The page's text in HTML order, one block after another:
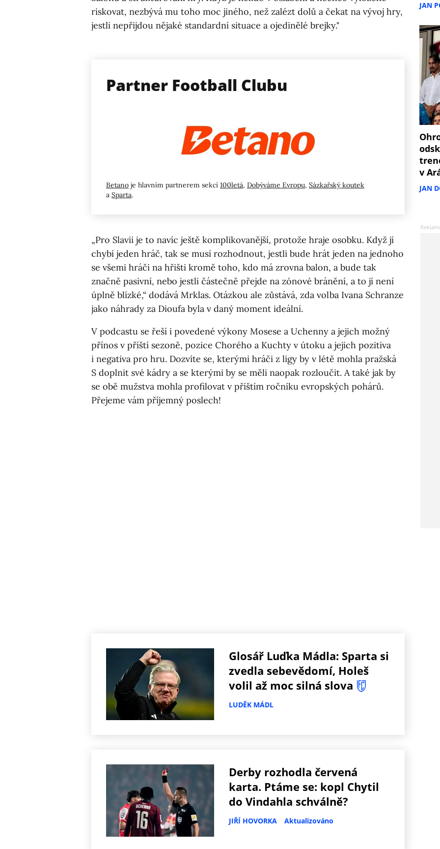
riskovat, nezbývá mu toho moc jiného, než zalézt dolů a čekat na vývoj hry,
jestli nepřijdou nějaké standardní situace a ojedinělé brejky."
Partner Football Clubu
Betano je hlavním partnerem sekcí 100letá, Dobýváme Evropu, Sázkařský koutek
a Sparta.
„Pro Slavii je to navíc ještě komplikovanější, protože hraje osobku. Když jí
chybí jeden hráč, tak se musí rozhodnout, jestli bude hrát jeden na jednoho
se všemi hráči na hřišti kromě toho, kdo má zrovna balon, a bude tak
značně pasivní, nebo jestli částečně přejde na zónové bránění, a to jí není
úplně blízké,“ dodává Mrklas. Otázkou ale zůstává, zda volba Ivana Schranze
jako náhrady za Dioufa byla v daný moment ideální.
V podcastu se řeší i povedené výkony Mosese a Uchenny a jejich možný
přínos v příští sezoně, pozice Chorého a Kuchty v útoku a jejich pozitiva
i negativa pro hru. Dozvíte se, kterými hráči z ligy by v létě mohla pražská
S doplnit své kádry a se kterými by se měli naopak rozloučit. A také jak by
se obě mužstva mohla profilovat v příštím ročníku evropských pohárů.
Přejeme vám příjemný poslech!
Glosář Luďka Mádla: Sparta si
zvedla sebevědomí, Holeš
volil až moc silná slova
LUDĚK MÁDL
Derby rozhodla červená
karta. Ptáme se: kopl Chytil
do Vindahla schválně?
JIŘÍ HOVORKA Aktualizováno
JAN
v
JAN